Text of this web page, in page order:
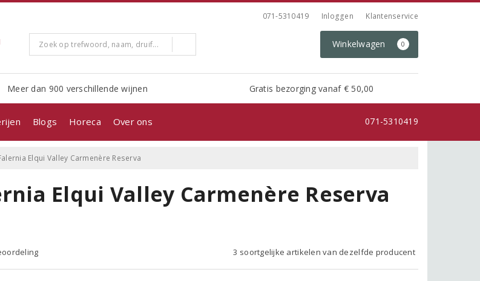
071-5310419 Inloggen Klantenservice
Winkelwagen 0
Meer dan 900 verschillende wijnen Gratis bezorging vanaf € 50,00
Blogs Horeca Over ons 071-5310419
Elqui Valley Carmenère Reserva
Elqui Valley Carmenère Reserva
3 soortgelijke artikelen van dezelfde producent